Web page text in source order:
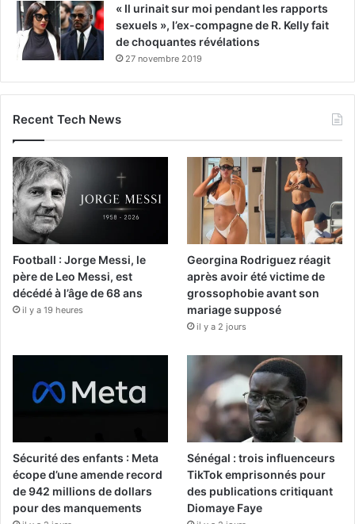
« Il urinait sur moi pendant les rapports
sexuels », l’ex-compagne de R. Kelly fait
de choquantes révélations
27 novembre 2019
Recent Tech News
Football : Jorge Messi, le
père de Leo Messi, est
décédé à l’âge de 68 ans
il y a 19 heures
Georgina Rodriguez réagit
après avoir été victime de
grossophobie avant son
mariage supposé
il y a 2 jours
Sécurité des enfants : Meta
écope d’une amende record
de 942 millions de dollars
pour des manquements
Sénégal : trois influenceurs
TikTok emprisonnés pour
des publications critiquant
Diomaye Faye